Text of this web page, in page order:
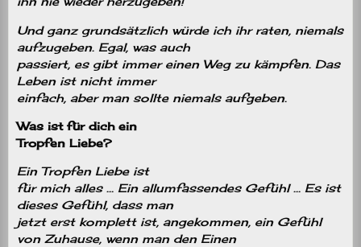
Und ganz grundsätzlich würde ich ihr raten, niemals
aufzugeben. Egal, was auch
passiert, es gibt immer einen Weg zu kämpfen. Das
Leben ist nicht immer
einfach, aber man sollte niemals aufgeben.
Was ist für dich ein
Tropfen Liebe?
Ein Tropfen Liebe ist
für mich alles … Ein allumfassendes Gefühl … Es ist
dieses Gefühl, dass man
jetzt erst komplett ist, angekommen, ein Gefühl
von Zuhause, wenn man den Einen